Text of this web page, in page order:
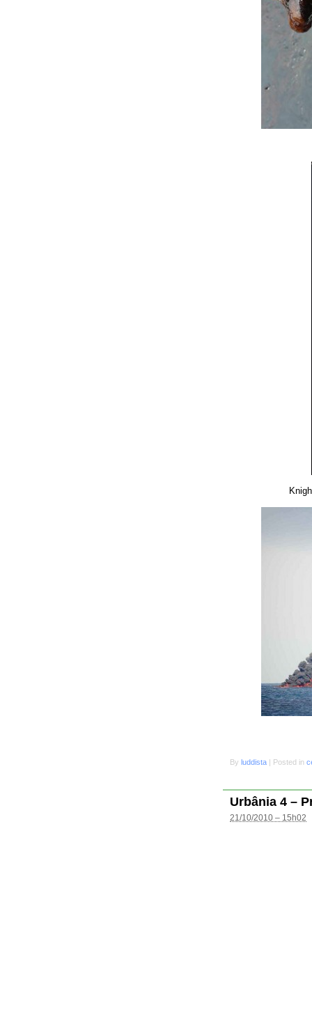
By luddista | Posted in
Urbânia 4 –
21/10/2010 – 15h02